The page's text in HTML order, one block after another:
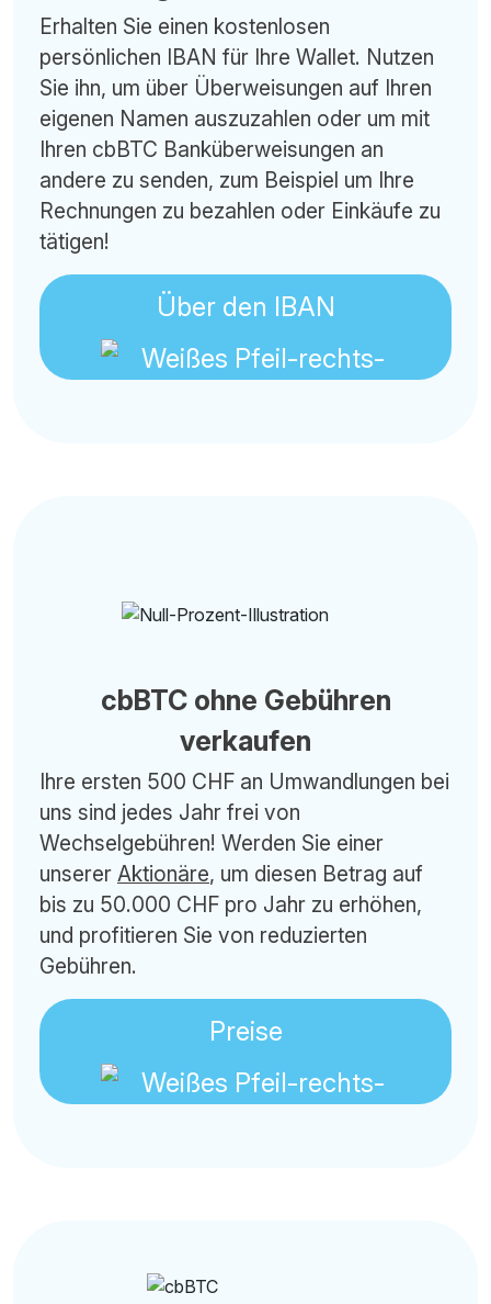
Erhalten Sie einen kostenlosen
persönlichen IBAN für Ihre Wallet. Nutzen
Sie ihn, um über Überweisungen auf Ihren
eigenen Namen auszuzahlen oder um mit
Ihren cbBTC Banküberweisungen an
andere zu senden, zum Beispiel um Ihre
Rechnungen zu bezahlen oder Einkäufe zu
tätigen!
Über den IBAN
cbBTC ohne Gebühren
verkaufen
Ihre ersten 500 CHF an Umwandlungen bei
uns sind jedes Jahr frei von
Wechselgebühren! Werden Sie einer
unserer Aktionäre, um diesen Betrag auf
bis zu 50.000 CHF pro Jahr zu erhöhen,
und profitieren Sie von reduzierten
Gebühren.
Preise